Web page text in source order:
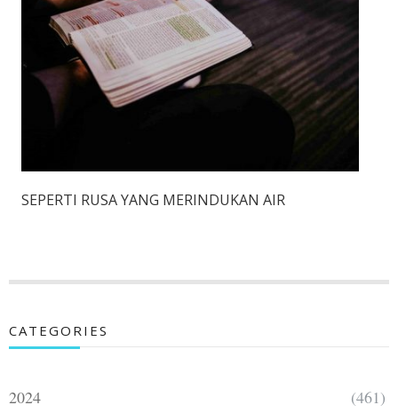
SEPERTI RUSA YANG MERINDUKAN AIR
CATEGORIES
2024 (461)